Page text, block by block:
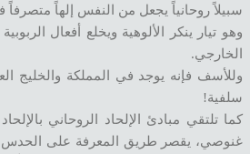
سبيلاً روحانياً يجعل من النفس إلهاً
وهو تيار ينكر الألوهية ويخلع أفعال
الخارجي.
وللأسف فإنه يوجد في المملكة والخليج
سلفية!
كما تلتقي مبادئ الإلحاد الروحاني
غنوصي، يقصر طريق المعرفة على الحدس